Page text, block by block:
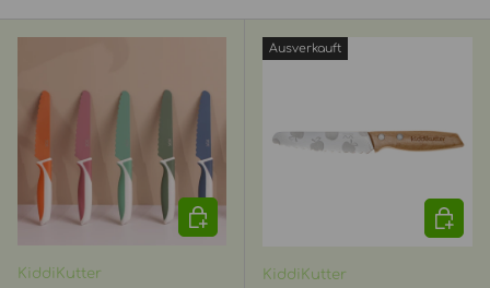
KiddiKutter
OPTIONEN AUSWÄHLEN
Ausverkauft
KiddiKutter